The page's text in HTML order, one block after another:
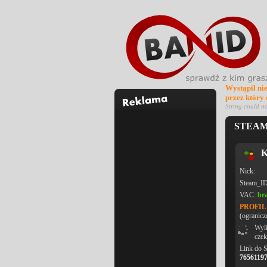
Wystąpił
przez który
String could
Nick:
VAC:
Link do